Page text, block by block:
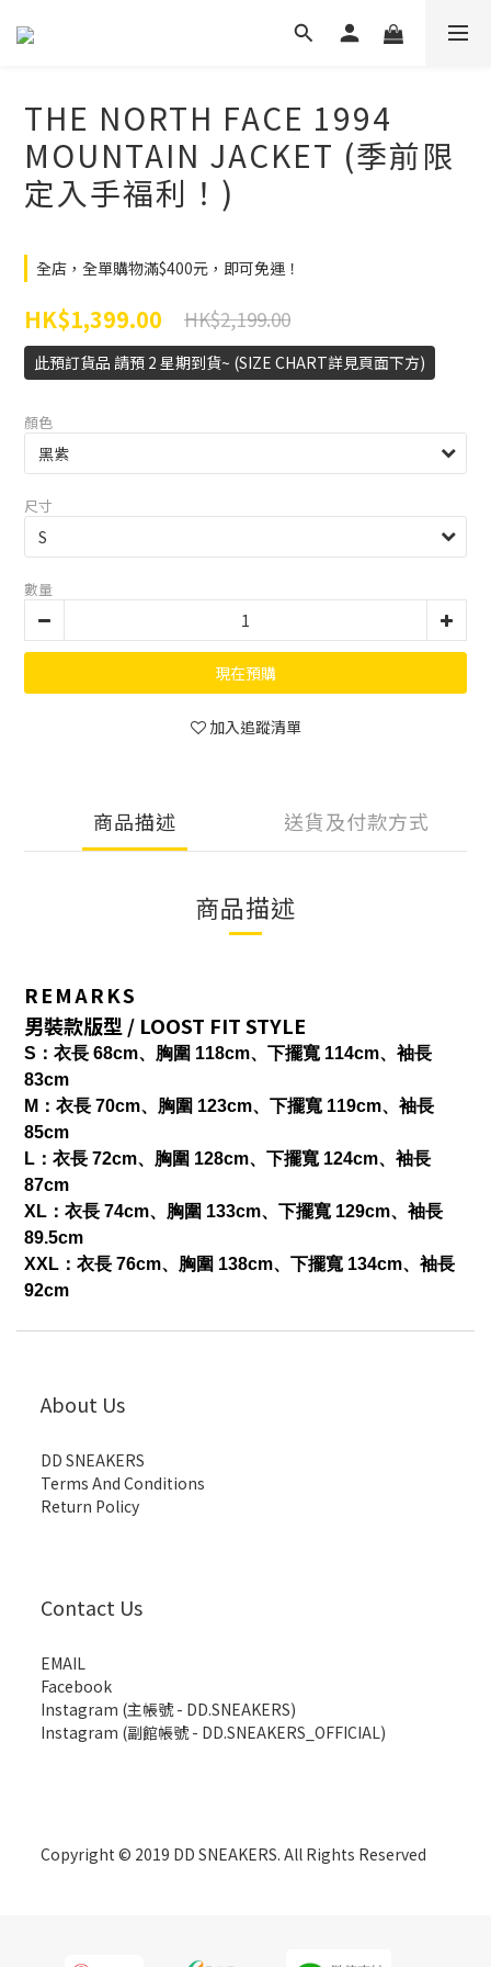
THE NORTH FACE 1994
MOUNTAIN JACKET (季前限
定入手福利！)
全店，全單購物滿$400元，即可免運！
HK$1,399.00 HK$2,199.00
此預訂貨品 請預 2 星期到貨~ (SIZE CHART詳見頁面下方)
顏色
尺寸
數量
現在預購
加入追蹤清單
商品描述 送貨及付款方式
商品描述
REMARKS
男裝款版型 / LOOST FIT STYLE
S：衣長 68cm、胸圍 118cm、下擺寬 114cm、袖長
83cm
M：衣長 70cm、胸圍 123cm、下擺寬 119cm、袖長
85cm
L：衣長 72cm、胸圍 128cm、下擺寬 124cm、袖長
87cm
XL：衣長 74cm、胸圍 133cm、下擺寬 129cm、袖長
89.5cm
XXL：衣長 76cm、胸圍 138cm、下擺寬 134cm、袖長
92cm
About Us
DD SNEAKERS
Terms And Conditions
Return Policy
Contact Us
EMAIL
Facebook
Instagram (主帳號 - DD.SNEAKERS)
Instagram (副館帳號 - DD.SNEAKERS_OFFICIAL)
Copyright © 2019 DD SNEAKERS. All Rights Reserved